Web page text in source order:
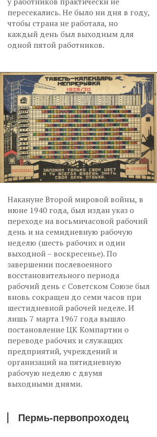
пересекались. Не было ни дня в году,
чтобы страна не работала, но
каждый день был выходным для
одной пятой работников.
Накануне Второй мировой войны, в
июне 1940 года, был издан указ о
переходе на восьмичасовой рабочий
день и на семидневную рабочую
неделю (шесть рабочих и один
выходной – воскресенье). По
завершении послевоенного
восстановительного периода
рабочий день с Советском Союзе был
вновь сокращен до семи часов при
шестидневной рабочей неделе. И
лишь 7 марта 1967 года вышло
постановление ЦК Компартии о
переводе рабочих и служащих
предприятий, учреждений и
организаций на пятидневную
рабочую неделю с двумя
выходными днями.
Пермь-первопроходец